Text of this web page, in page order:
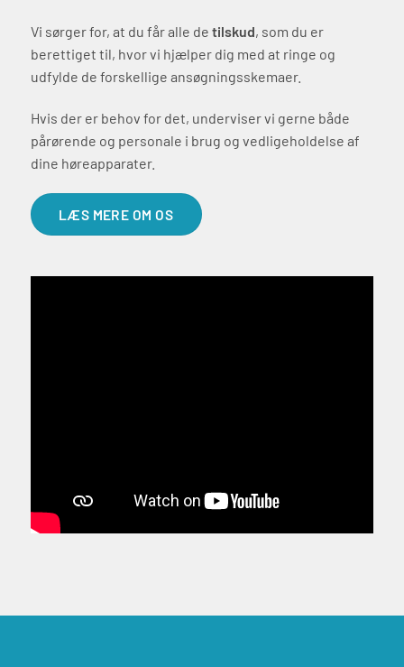
Vi sørger for, at du får alle de tilskud, som du er
berettiget til, hvor vi hjælper dig med at ringe og
udfylde de forskellige ansøgningsskemaer.
Hvis der er behov for det, underviser vi gerne både
pårørende og personale i brug og vedligeholdelse af
dine høreapparater.
LÆS MERE OM OS